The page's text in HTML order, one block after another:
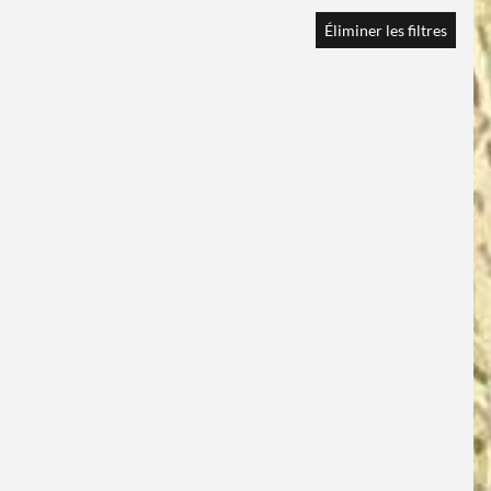
Éliminer les filtres